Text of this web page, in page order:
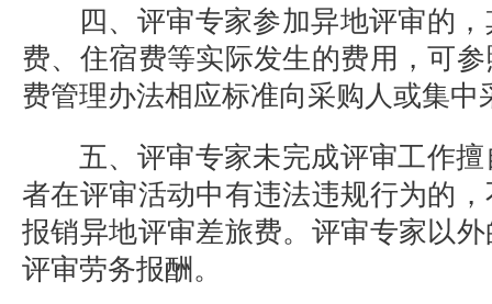
四、评审专家参加异地评审的，
费、住宿费等实际发生的费用，可
费管理办法相应标准向采购人或集中
五、评审专家未完成评审工作擅
者在评审活动中有违法违规行为的
报销异地评审差旅费。评审专家以
评审劳务报酬。